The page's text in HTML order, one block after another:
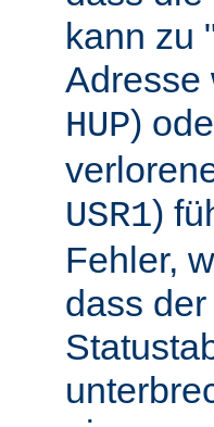
kann zu
Adresse
HUP)
USR1)
Fehler,
dass